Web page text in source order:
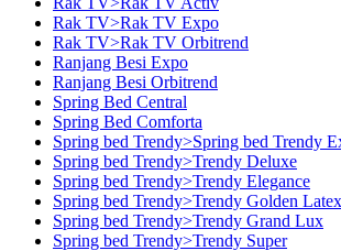
Rak TV>Rak TV Expo
Rak TV>Rak TV Orbitrend
Ranjang Besi Expo
Ranjang Besi Orbitrend
Spring Bed Central
Spring Bed Comforta
Spring bed Trendy>Spring bed Trendy
Spring bed Trendy>Trendy Deluxe
Spring bed Trendy>Trendy Elegance
Spring bed Trendy>Trendy Golden Latex
Spring bed Trendy>Trendy Grand Lux
Spring bed Trendy>Trendy Super